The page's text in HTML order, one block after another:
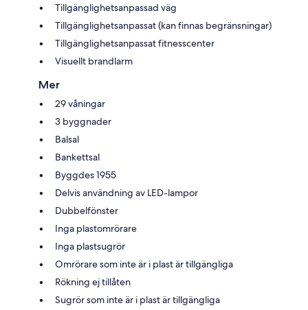
Tillgänglighetsanpassad väg
Tillgänglighetsanpassat (kan finnas begränsningar)
Tillgänglighetsanpassat fitnesscenter
Visuellt brandlarm
Mer
29 våningar
3 byggnader
Balsal
Bankettsal
Byggdes 1955
Delvis användning av LED-lampor
Dubbelfönster
Inga plastomrörare
Inga plastsugrör
Omrörare som inte är i plast är tillgängliga
Rökning ej tillåten
Sugrör som inte är i plast är tillgängliga